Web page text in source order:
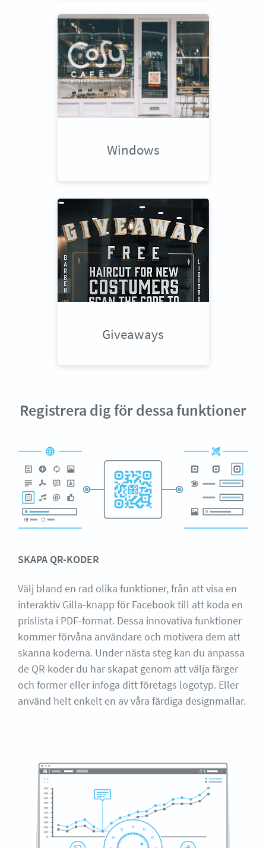
Windows
Giveaways
Registrera dig för dessa funktioner
SKAPA QR-KODER
Välj bland en rad olika funktioner, från att visa en
interaktiv Gilla-knapp för Facebook till att koda en
prislista i PDF-format. Dessa innovativa funktioner
kommer förvåna användare och motivera dem att
skanna koderna. Under nästa steg kan du anpassa
de QR-koder du har skapat genom att välja färger
och former eller infoga ditt företags logotyp. Eller
använd helt enkelt en av våra färdiga designmallar.